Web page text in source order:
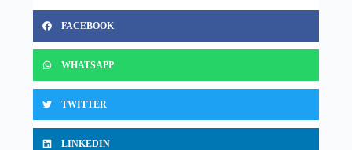
FACEBOOK
WHATSAPP
TWITTER
LINKEDIN